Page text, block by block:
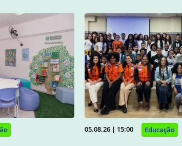
05.08.26 | 15:00 Educação